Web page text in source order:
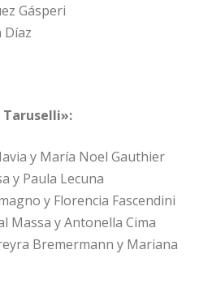
Gásperi
Díaz
Taruselli»:
y María Noel Gauthier
y Paula Lecuna
y Florencia Fascendini
Massa y Antonella Cima
Bremermann y Mariana